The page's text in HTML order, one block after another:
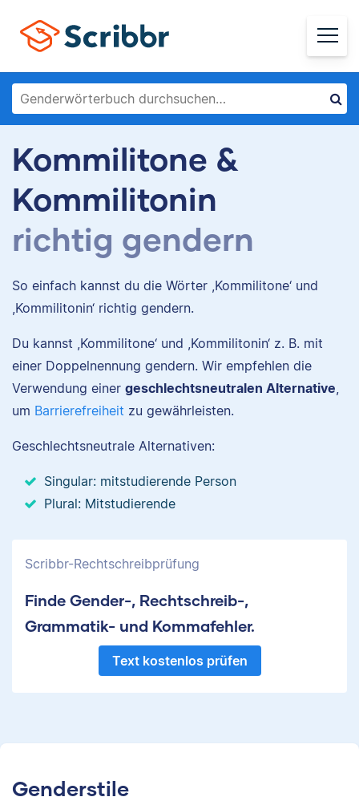
Kommilitone &
Kommilitonin
richtig gendern
So einfach kannst du die Wörter ,Kommilitone‘ und
,Kommilitonin‘ richtig gendern.
Du kannst ,Kommilitone‘ und ,Kommilitonin‘ z. B. mit
einer Doppelnennung gendern. Wir empfehlen die
Verwendung einer geschlechtsneutralen Alternative,
um Barrierefreiheit zu gewährleisten.
Geschlechtsneutrale Alternativen:
Singular: mitstudierende Person
Plural: Mitstudierende
Scribbr-Rechtschreibprüfung
Finde Gender-, Rechtschreib-,
Grammatik- und Kommafehler.
Text kostenlos prüfen
Genderstile